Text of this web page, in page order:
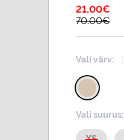
21.00€
70.00€
Vali värv:
Vali suurus: